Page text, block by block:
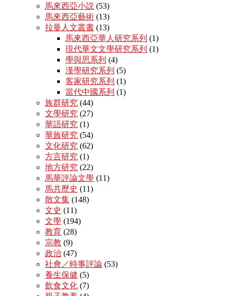
馬來西亞小説 (53)
馬來西亞藝術 (13)
拉曼人文叢書 (13)
馬來西亞華人研究系列 (1)
現代華文文學研究系列 (1)
學與思系列 (4)
漢學研究系列 (5)
客家研究系列 (1)
當代中國系列 (1)
族群研究 (44)
文學研究 (27)
華語研究 (1)
華族研究 (54)
文化研究 (62)
方言研究 (1)
地方研究 (22)
馬華評論文學 (11)
馬共歷史 (11)
散文集 (148)
文史 (11)
文學 (194)
教育 (28)
宗教 (9)
政治 (47)
社會／時事評論 (53)
養生保健 (5)
飲食文化 (7)